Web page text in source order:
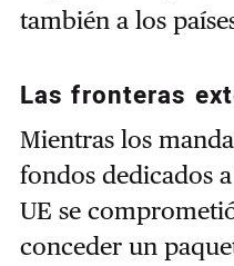
también a los
Las fronteras
Mientras los
fondos dedicados
UE se
conceder un